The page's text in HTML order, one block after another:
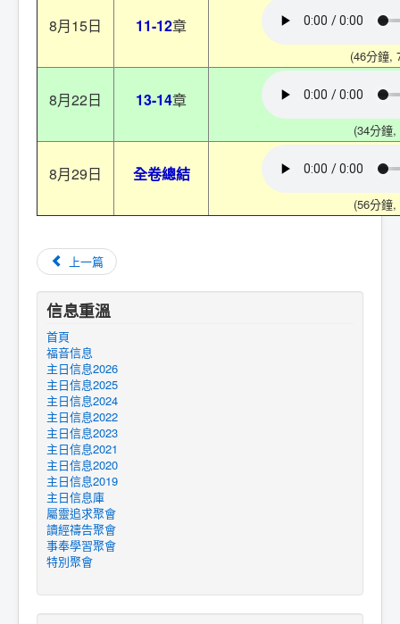
8月15日 11-12章
(46分鐘,
8月22日 13-14章
(34分鐘
8月29日 全卷總結
(56分鐘
上一篇
信息重溫
首頁
福音信息
主日信息2026
主日信息2025
主日信息2024
主日信息2022
主日信息2023
主日信息2021
主日信息2020
主日信息2019
主日信息庫
屬靈追求聚會
讀經禱告聚會
事奉學習聚會
特別聚會